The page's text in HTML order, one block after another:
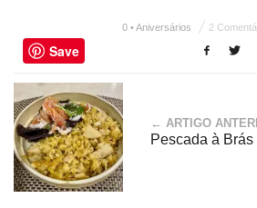
0 • Aniversários 2
Save
← ARTIGO
Pescada à Brás